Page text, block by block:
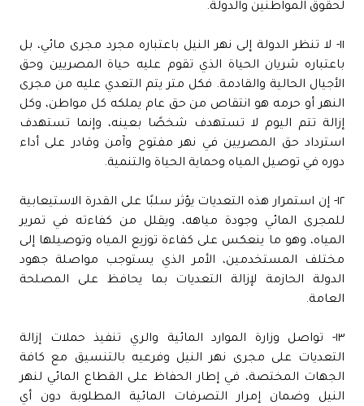
لحقوق المواطنين والدولة.
١١- لا تنظر الدولة إلى نهر النيل باعتباره مجرد مجرى مائي، بل
باعتباره شريان الحياة الذي تقوم عليه حياة المصريين وحق
الأجيال الحالية والقادمة. فكل متر يتم التعدي عليه من مجرى
النهر أو حرمه هو انتقاص من حق عام يملكه كل مواطن، وكل
إزالة تتم اليوم لا تستهدف شخصًا بعينه، وإنما تستهدف
استرداد حق المصريين في نهر مفتوح وآمن وقادر على أداء
دوره في توصيل المياه وحماية الحياة والتنمية.
١٢- إن استمرار هذه التعديات يؤثر سلبًا على القدرة الاستيعابية
للمجرى المائي وجودة مياهه، ويقلل من كفاءته في تمرير
المياه، وهو ما ينعكس على كفاءة توزيع المياه وتوصيلها إلى
مختلف المستخدمين، الأمر الذي يستوجب مواصلة جهود
الدولة الحازمة لإزالة التعديات بما يحافظ على المصلحة
العامة.
١٣- تواصل وزارة الموارد المائية والري تنفيذ حملات إزالة
التعديات على مجرى نهر النيل وفرعيه بالتنسيق مع كافة
الجهات المختصة، في إطار الحفاظ على القطاع المائي لنهر
النيل وضمان إمرار التصرفات المائية المطلوبة دون أي